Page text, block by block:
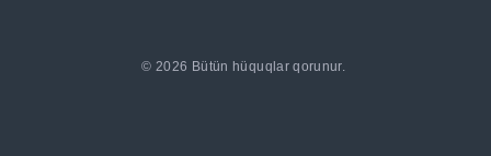
©2026 Bütün hüquqlar qorunur.